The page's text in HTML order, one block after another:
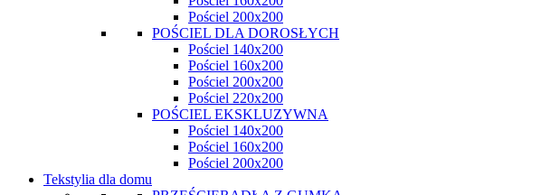
Pościel 200x200
POŚCIEL DLA DOROSŁYCH
Pościel 140x200
Pościel 160x200
Pościel 200x200
Pościel 220x200
POŚCIEL EKSKLUZYWNA
Pościel 140x200
Pościel 160x200
Pościel 200x200
Tekstylia dla domu